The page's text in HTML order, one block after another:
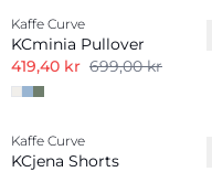
Kaffe Curve
KCminia Pullover
419,40 kr 699,00 kr
Kaffe Curve
KCjena Shorts